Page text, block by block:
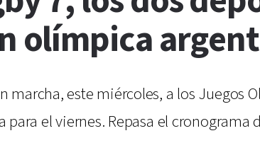
olímpica
este miércoles, a los Juegos
el viernes. Repasa el cronograma